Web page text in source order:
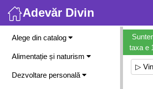
Adevăr Divin
Meniu
Alege din catalog
Alimentație și naturism
Dezvoltare personală
taxa e
▷